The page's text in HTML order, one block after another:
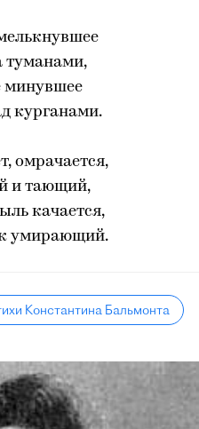
туманами,
минувшее
курганами.
омрачается,
и тающий,
качается,
умирающий.
Константина Бальмонта